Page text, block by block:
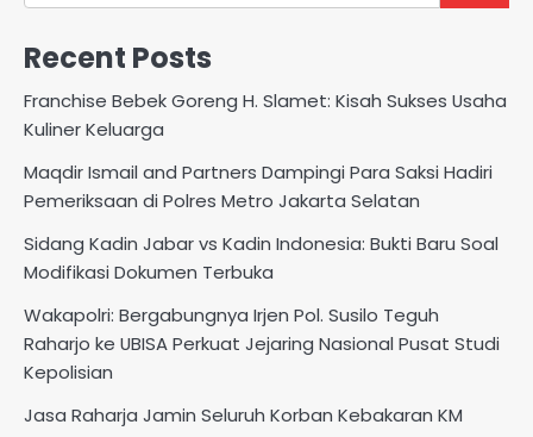
Recent Posts
Franchise Bebek Goreng H. Slamet: Kisah Sukses Usaha
Kuliner Keluarga
Maqdir Ismail and Partners Dampingi Para Saksi Hadiri
Pemeriksaan di Polres Metro Jakarta Selatan
Sidang Kadin Jabar vs Kadin Indonesia: Bukti Baru Soal
Modifikasi Dokumen Terbuka
Wakapolri: Bergabungnya Irjen Pol. Susilo Teguh
Raharjo ke UBISA Perkuat Jejaring Nasional Pusat Studi
Kepolisian
Jasa Raharja Jamin Seluruh Korban Kebakaran KM